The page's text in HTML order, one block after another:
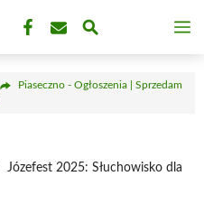
Piaseczno - Ogłoszenia | Sprzedam
Józefest 2025: Słuchowisko dla